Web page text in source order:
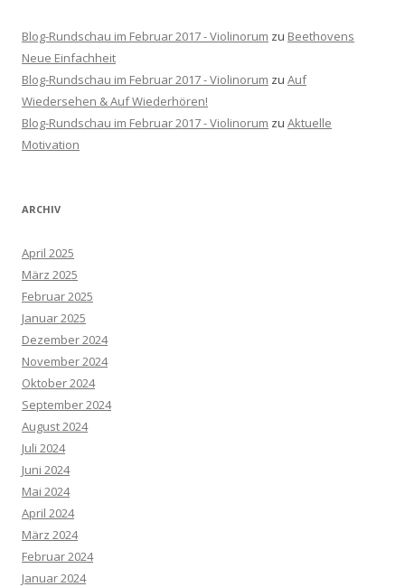
Blog-Rundschau im Februar 2017 - Violinorum zu Beethovens
Neue Einfachheit
Blog-Rundschau im Februar 2017 - Violinorum zu Auf
Wiedersehen & Auf Wiederhören!
Blog-Rundschau im Februar 2017 - Violinorum zu Aktuelle
Motivation
ARCHIV
April 2025
März 2025
Februar 2025
Januar 2025
Dezember 2024
November 2024
Oktober 2024
September 2024
August 2024
Juli 2024
Juni 2024
Mai 2024
April 2024
März 2024
Februar 2024
Januar 2024